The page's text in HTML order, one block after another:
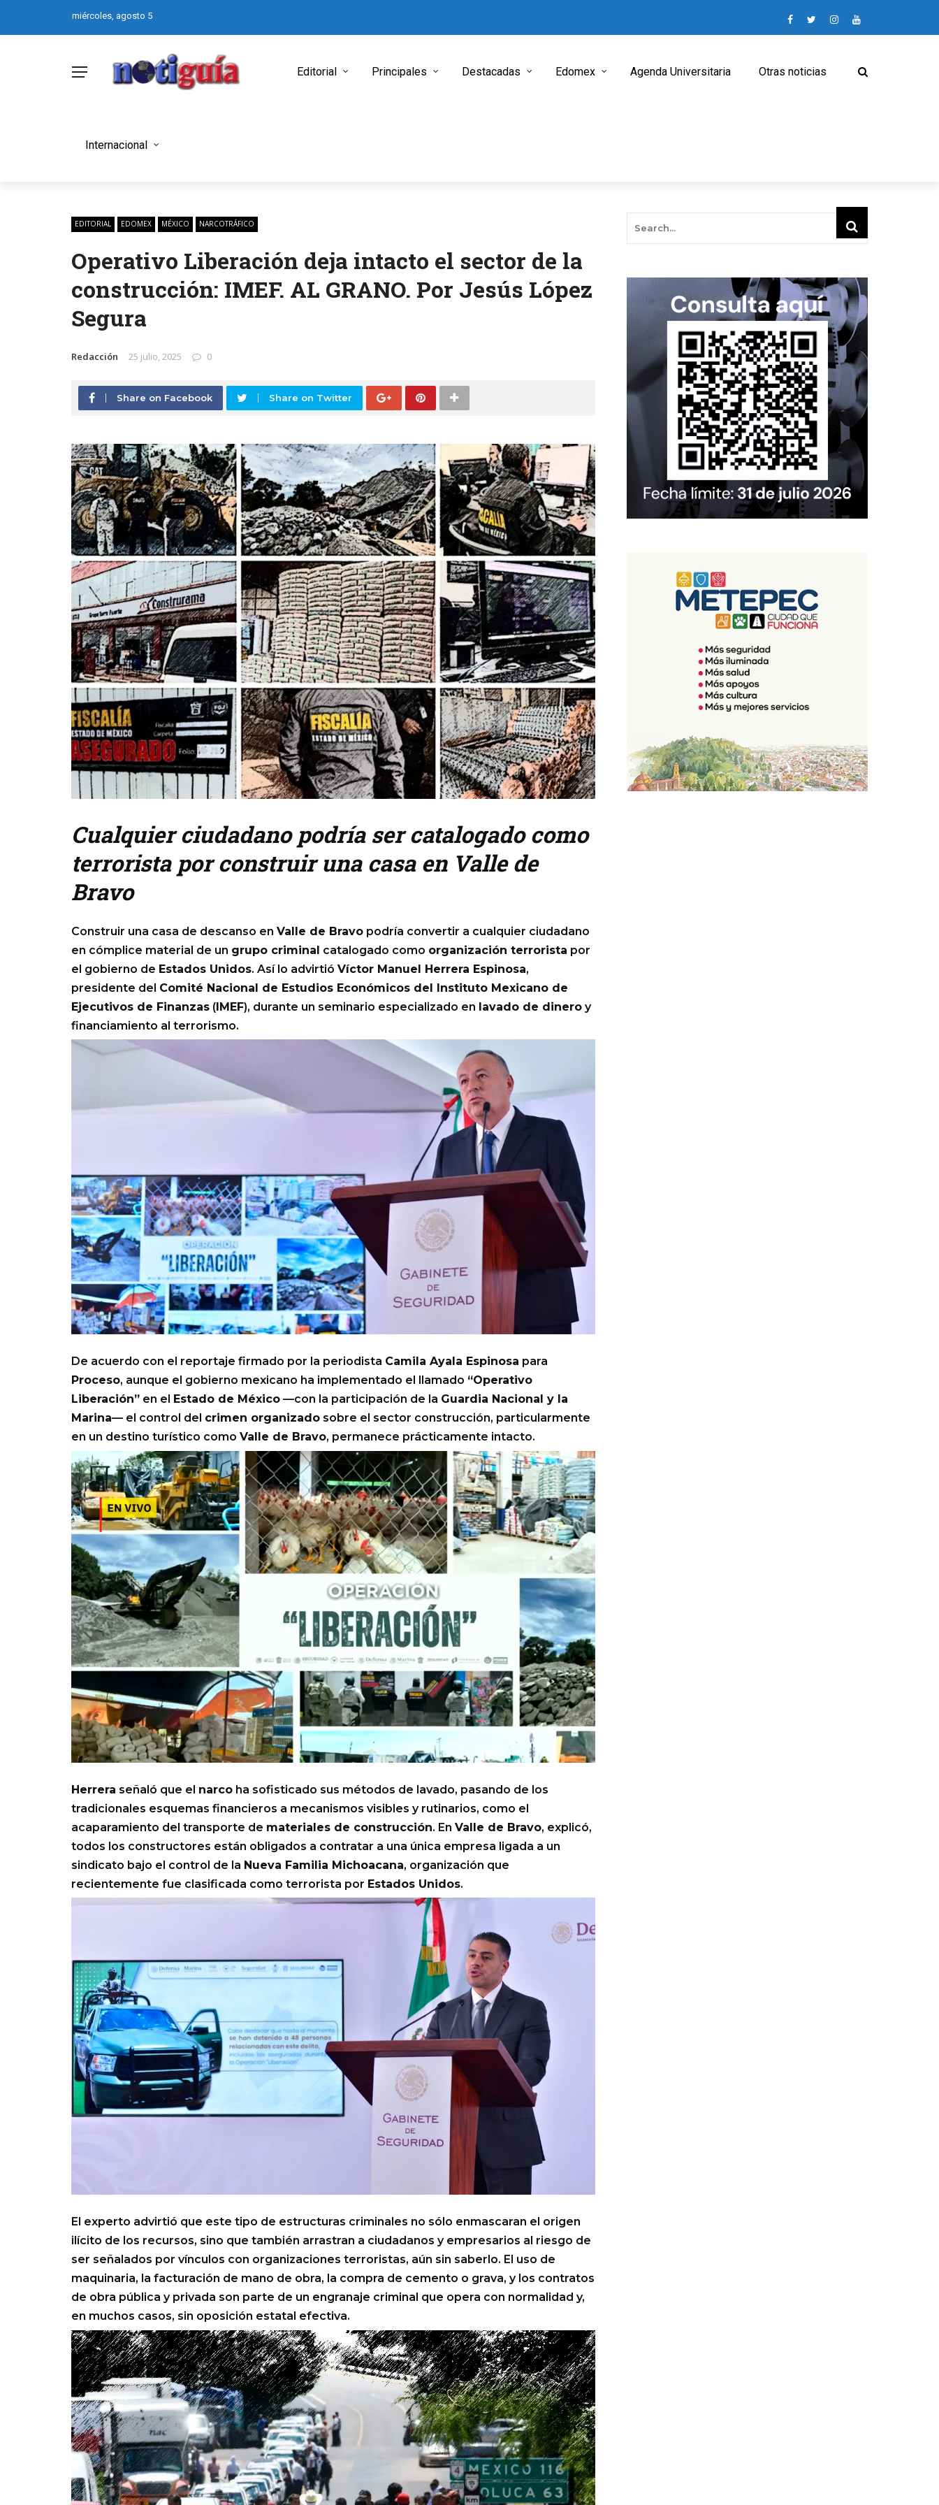
miércoles, agosto 5
Editorial Principales Destacadas Edomex Agenda Universitaria Otras noticias
Internacional
EDITORIAL EDOMEX MÉXICO NARCOTRÁFICO
Operativo Liberación deja intacto el sector de la
construcción: IMEF. AL GRANO. Por Jesús López
Segura
Redacción 25 julio, 2025 0
Share on Facebook Share on Twitter
Cualquier ciudadano podría ser catalogado como
terrorista por construir una casa en Valle de
Bravo
Construir una casa de descanso en Valle de Bravo podría convertir a cualquier ciudadano
en cómplice material de un grupo criminal catalogado como organización terrorista por
el gobierno de Estados Unidos. Así lo advirtió Víctor Manuel Herrera Espinosa,
presidente del Comité Nacional de Estudios Económicos del Instituto Mexicano de
Ejecutivos de Finanzas (IMEF), durante un seminario especializado en lavado de dinero y
financiamiento al terrorismo.
De acuerdo con el reportaje firmado por la periodista Camila Ayala Espinosa para
Proceso, aunque el gobierno mexicano ha implementado el llamado “Operativo
Liberación” en el Estado de México —con la participación de la Guardia Nacional y la
Marina— el control del crimen organizado sobre el sector construcción, particularmente
en un destino turístico como Valle de Bravo, permanece prácticamente intacto.
Herrera señaló que el narco ha sofisticado sus métodos de lavado, pasando de los
tradicionales esquemas financieros a mecanismos visibles y rutinarios, como el
acaparamiento del transporte de materiales de construcción. En Valle de Bravo, explicó,
todos los constructores están obligados a contratar a una única empresa ligada a un
sindicato bajo el control de la Nueva Familia Michoacana, organización que
recientemente fue clasificada como terrorista por Estados Unidos.
El experto advirtió que este tipo de estructuras criminales no sólo enmascaran el origen
ilícito de los recursos, sino que también arrastran a ciudadanos y empresarios al riesgo de
ser señalados por vínculos con organizaciones terroristas, aún sin saberlo. El uso de
maquinaria, la facturación de mano de obra, la compra de cemento o grava, y los contratos
de obra pública y privada son parte de un engranaje criminal que opera con normalidad y,
en muchos casos, sin oposición estatal efectiva.